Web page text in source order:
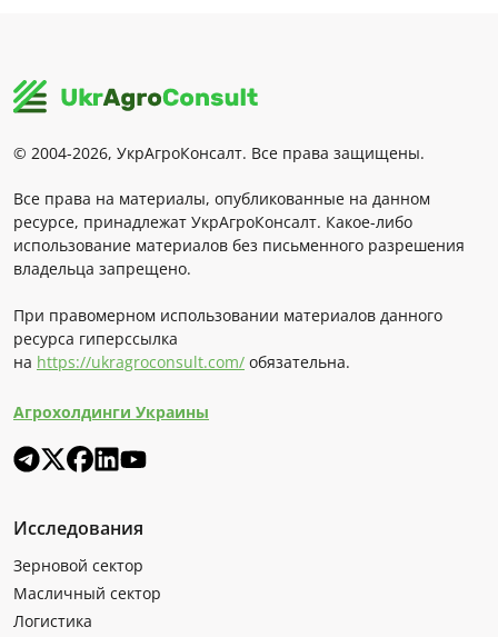
© 2004-2026, УкрАгроКонсалт. Все права защищены.
Все права на материалы, опубликованные на данном
ресурсе, принадлежат УкрАгроКонсалт. Какое-либо
использование материалов без письменного разрешения
владельца запрещено.
При правомерном использовании материалов данного
ресурса гиперссылка
на https://ukragroconsult.com/ обязательна.
Агрохолдинги Украины
Исследования
Зерновой сектор
Масличный сектор
Логистика